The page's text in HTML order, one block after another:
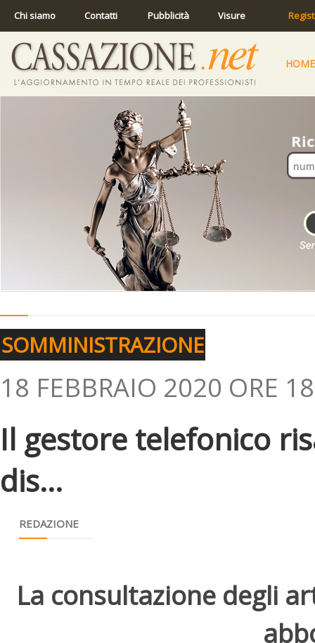
Chi siamo Contatti Pubblicità Visure
HOME
SOMMINISTRAZIONE
18 FEBBRAIO 2020 ORE
Il gestore telefonico
dis...
REDAZIONE
La consultazione degli